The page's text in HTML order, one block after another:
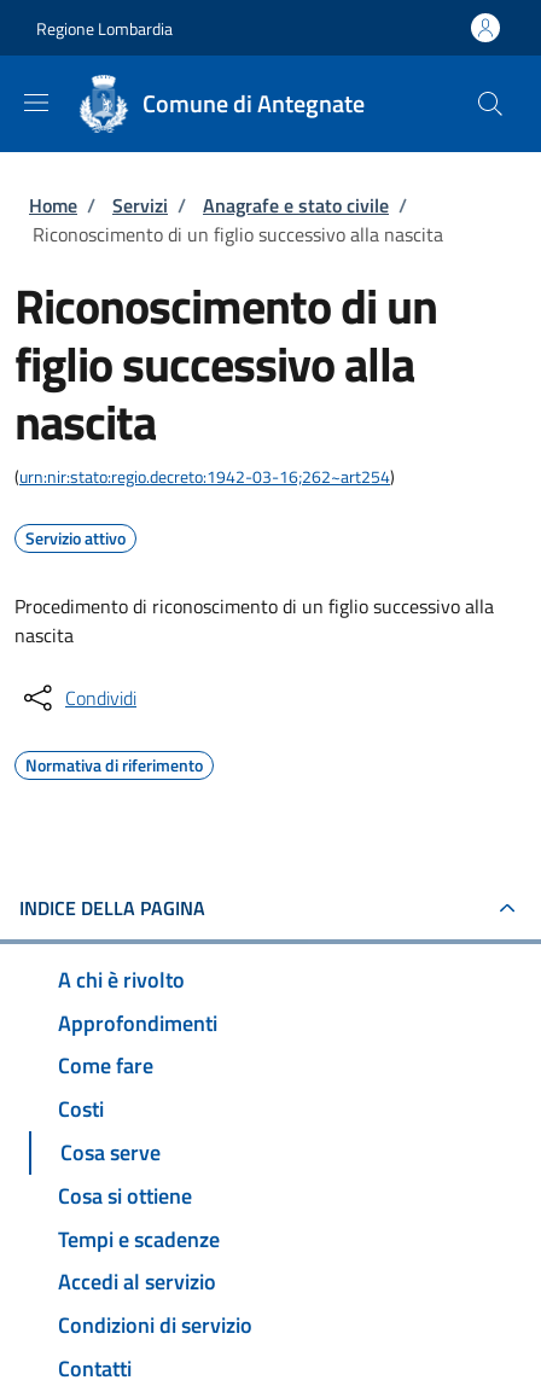
Regione Lombardia
Comune di Antegnate
Briciole di pane
Home / Servizi / Anagrafe e stato civile /
Riconoscimento di un figlio successivo alla nascita
Riconoscimento di un
figlio successivo alla
nascita
(urn:nir:stato:regio.decreto:1942-03-16;262~art254)
Servizio attivo
Procedimento di riconoscimento di un figlio successivo alla
nascita
Condividi
Normativa di riferimento
INDICE DELLA PAGINA
A chi è rivolto
Approfondimenti
Come fare
Costi
Cosa serve
Cosa si ottiene
Tempi e scadenze
Accedi al servizio
Condizioni di servizio
Contatti